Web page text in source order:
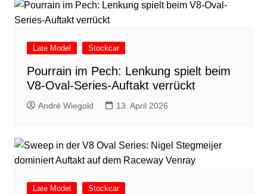
Late Model Stockcar
Pourrain im Pech: Lenkung spielt beim
V8-Oval-Series-Auftakt verrückt
André Wiegold 13. April 2026
Late Model Stockcar